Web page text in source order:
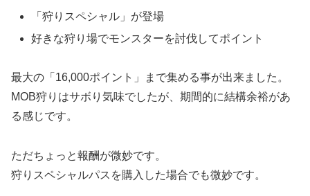
「狩りスペシャル」が登場
好きな狩り場でモンスターを討伐してポイント
最大の「16,000ポイント」まで集める事が出来ました。
MOB狩りはサボり気味でしたが、期間的に結構余裕があ
る感じです。
ただちょっと報酬が微妙です。
狩りスペシャルパスを購入した場合でも微妙です。